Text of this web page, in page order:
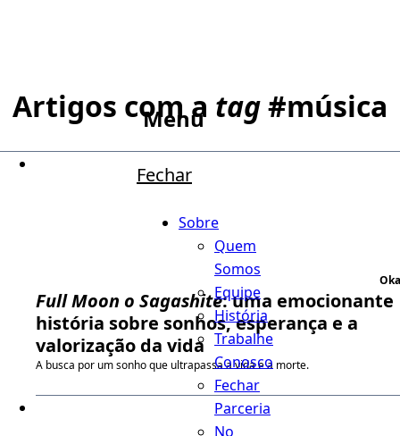
Menu
Fechar
Sobre
Quem
Somos
Equipe
História
Trabalhe
Conosco
Fechar
Parceria
No
Artigos com a tag#música
Full Moon o Sagashite: uma emocionante
história sobre sonhos, esperança e a
valorização da vida
A busca por um sonho que ultrapassa a vida e a morte.